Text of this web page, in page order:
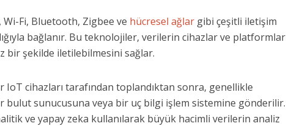
Wi-Fi, Bluetooth, Zigbee ve hücresel ağlar gibi çeşitli iletişim
bağlanır. Bu teknolojiler, verilerin cihazlar ve platformlar
bir şekilde iletilebilmesini sağlar.
IoT cihazları tarafından toplandıktan sonra, genellikle
bulut sunucusuna veya bir uç bilgi işlem sistemine gönderilir.
ve yapay zeka kullanılarak büyük hacimli verilerin analiz